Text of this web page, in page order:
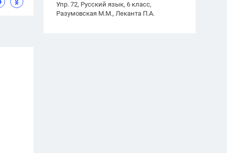
Упр. 72, Русский язык, 6 класс,
Разумовская М.М., Леканта П.А.